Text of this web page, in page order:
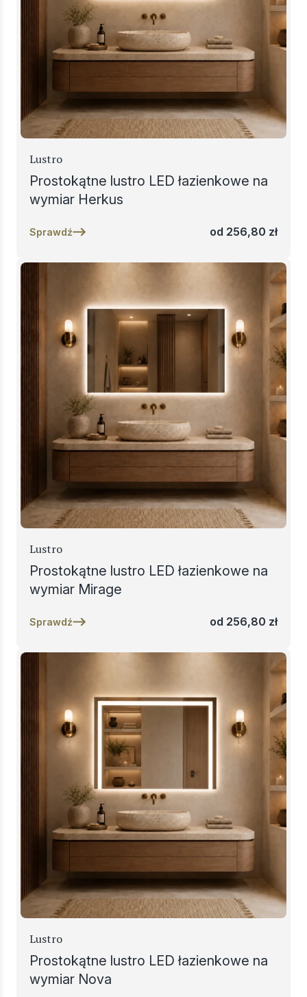
Lustro
Prostokątne lustro LED łazienkowe na
wymiar Herkus
Sprawdź od 256,80 zł
Lustro
Prostokątne lustro LED łazienkowe na
wymiar Mirage
Sprawdź od 256,80 zł
Lustro
Prostokątne lustro LED łazienkowe na
wymiar Nova